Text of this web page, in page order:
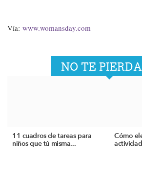
Vía: www.womansday.com
NO TE
11 cuadros de tareas para
niños que tú misma...
Cómo